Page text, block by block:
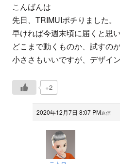
こんばんは
先日、TRIMUIポチりました。
早ければ今週末頃に届くと思い
どこまで動くものか、試すの
小ささもいいですが、デザイ
+2
2020年12月7日 8:07 PM返信